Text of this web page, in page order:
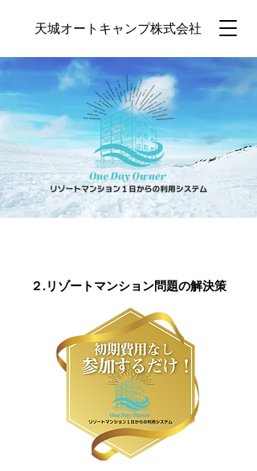
天城オートキャンプ株式会社
２.リゾートマンション問題の解決策